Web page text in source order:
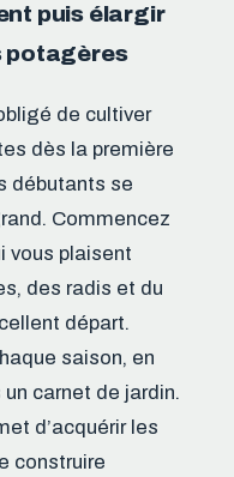
puis élargir
potagères
de cultiver
dès la première
débutants se
Commencez
vous plaisent
des radis et du
départ.
saison, en
carnet de jardin.
d’acquérir les
construire